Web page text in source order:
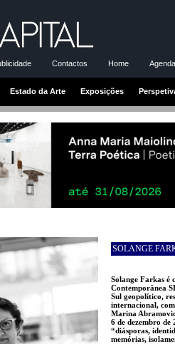
Contactos Home
Estado da Arte Exposições
SOLANGE
Solange Farkas é
Contemporânea
Sul geopolítico,
internacional,
Marina
6 de dezembro de
“diásporas,
memórias,